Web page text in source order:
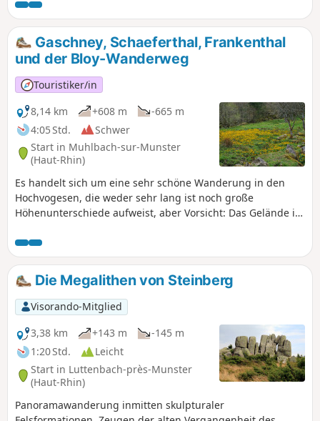
Gaschney, Schaeferthal, Frankenthal
und der Bloy-Wanderweg
Touristiker/in
8,14 km
+608 m
-665 m
4:05 Std.
Schwer
Start in Muhlbach-sur-Munster
(Haut-Rhin)
Es handelt sich um eine sehr schöne Wanderung in den
Hochvogesen, die weder sehr lang ist noch große
Höhenunterschiede aufweist, aber Vorsicht: Das Gelände ist
Winters (außer mit geeigneter Ausrüstung) und bei
Regenwetter meiden. Die Wanderung führt Sie ins
Schaeferthal und ins Frankenthal, wo Sie im Frühjahr
Sumpfdotterblumen und Narzissen sehen werden, die den
Boden bedecken, und später Martagon-Lilien...
Die Megalithen von Steinberg
Visorando-Mitglied
3,38 km
+143 m
-145 m
1:20 Std.
Leicht
Start in Luttenbach-près-Munster
(Haut-Rhin)
Panoramawanderung inmitten skulpturaler